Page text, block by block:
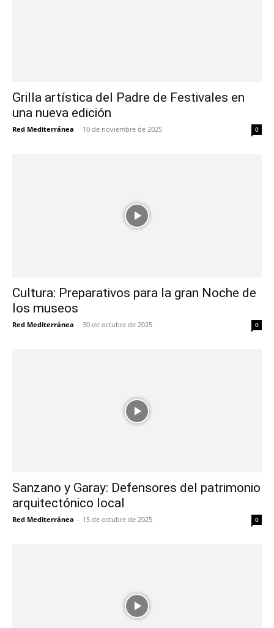
Grilla artística del Padre de Festivales en
una nueva edición
Red Mediterránea - 10 de noviembre de 2025 0
Cultura: Preparativos para la gran Noche de
los museos
Red Mediterránea - 30 de octubre de 2025 0
Sanzano y Garay: Defensores del patrimonio
arquitectónico local
Red Mediterránea - 15 de octubre de 2025 0